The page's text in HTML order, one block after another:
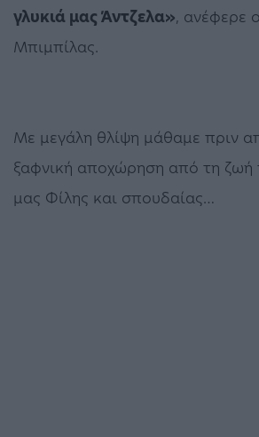
γλυκιά μας Άντζελα», ανέφερε
Μπιμπίλας.
Με μεγάλη θλίψη μάθαμε πριν
ξαφνική αποχώρηση από τη ζωή
μας Φίλης και σπουδαίας…